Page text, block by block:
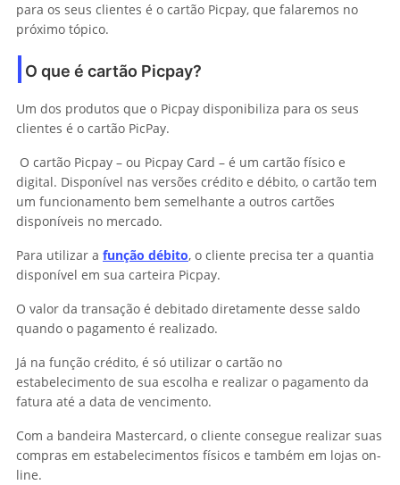
para os seus clientes é o cartão Picpay, que falaremos no
próximo tópico.
O que é cartão Picpay?
Um dos produtos que o Picpay disponibiliza para os seus
clientes é o cartão PicPay.
O cartão Picpay – ou Picpay Card – é um cartão físico e
digital. Disponível nas versões crédito e débito, o cartão tem
um funcionamento bem semelhante a outros cartões
disponíveis no mercado.
Para utilizar a função débito, o cliente precisa ter a quantia
disponível em sua carteira Picpay.
O valor da transação é debitado diretamente desse saldo
quando o pagamento é realizado.
Já na função crédito, é só utilizar o cartão no
estabelecimento de sua escolha e realizar o pagamento da
fatura até a data de vencimento.
Com a bandeira Mastercard, o cliente consegue realizar suas
compras em estabelecimentos físicos e também em lojas on-
line.